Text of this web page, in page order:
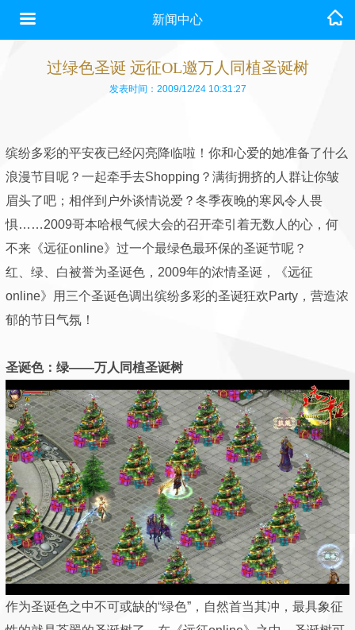
新闻中心
过绿色圣诞 远征OL邀万人同植圣诞树
发表时间：2009/12/24 10:31:27
缤纷多彩的平安夜已经闪亮降临啦！你和心爱的她准备了什么
浪漫节目呢？一起牵手去Shopping？满街拥挤的人群让你皱
眉头了吧；相伴到户外谈情说爱？冬季夜晚的寒风令人畏
惧……2009哥本哈根气候大会的召开牵引着无数人的心，何
不来《远征online》过一个最绿色最环保的圣诞节呢？
红、绿、白被誉为圣诞色，2009年的浓情圣诞，《远征
online》用三个圣诞色调出缤纷多彩的圣诞狂欢Party，营造浓
郁的节日气氛！
圣诞色：绿——万人同植圣诞树
作为圣诞色之中不可或缺的“绿色”，自然首当其冲，最具象征